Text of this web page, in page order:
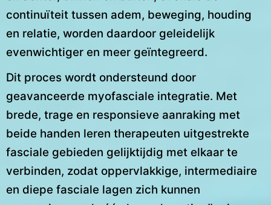
continuïteit tussen adem, beweging, houding
en relatie, worden daardoor geleidelijk
evenwichtiger en meer geïntegreerd.
Dit proces wordt ondersteund door
geavanceerde myofasciale integratie. Met
brede, trage en responsieve aanraking met
beide handen leren therapeuten uitgestrekte
fasciale gebieden gelijktijdig met elkaar te
verbinden, zodat oppervlakkige, intermediaire
en diepe fasciale lagen zich kunnen